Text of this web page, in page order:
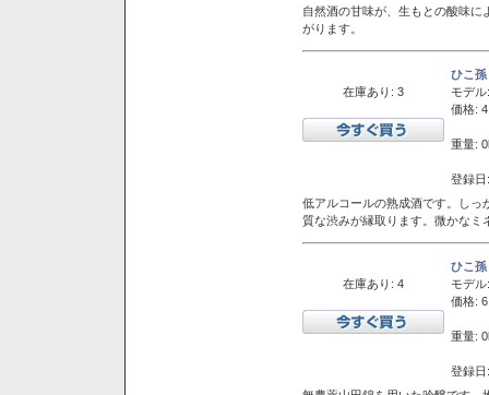
自然酒の甘味が、生もとの酸味
がります。
在庫あり: 3
ひこ
モデル:
価格:
重量:
登録
低アルコールの熟成酒です。しっ
質な渋みが縁取ります。微かなミ
在庫あり: 4
ひこ
モデル:
価格:
重量:
登録